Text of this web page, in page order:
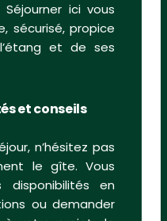
ici vous
sécurisé, propice
et de ses
et conseils
n’hésitez pas
le gîte. Vous
disponibilités en
ou demander